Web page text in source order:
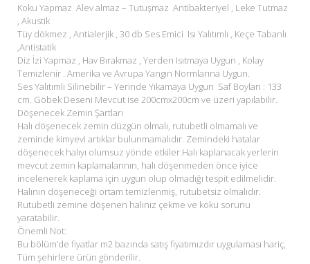
Koku Yapmaz Alev almaz – Tutuşmaz Antibakteriyel , Leke Tutmaz
, Akustik
Tüy dökmez , Antialerjik , 30 db Ses Emici Isı Yalıtımlı , Keçe Tabanlı
,Antistatik
Diz İzi Yapmaz , Hav Bırakmaz , Yerden Isıtmaya Uygun , Kolay
Temizlenir . Amerika ve Avrupa Yangın Normlarına Uygun.
Ses Yalıtımlı Silinebilir – Yerinde Yıkamaya Uygun Saf Boyları : 133
cm. Göbek Deseni Mevcut ise 200cmx200cm ve üzeri yapılabilir.
Döşenecek Zemin Şartları
Halı döşenecek zemin düzgün olmalı, rutubetli olmamalı ve
zeminde kimyevi artıklar bulunmamalıdır. Zemindeki hatalar
döşenecek halıyı olumsuz yönde etkiler.Halı kaplanacak yerlerin
mevcut zemin kaplamalarının, halı döşenmeden önce iyice
incelenerek kaplama için uygun olup olmadığı tespit edilmelidir.
Halının döşeneceği ortam temizlenmiş, rutubetsiz olmalıdır.
Rutubetli zemine döşenen halınız çekme ve koku sorunu
yaratabilir.
Önemli Not:
Bu bölüm’de fiyatlar m2 bazında satış fiyatımızdır uygulaması hariç,
Tüm şehirlere ürün gönderilir.